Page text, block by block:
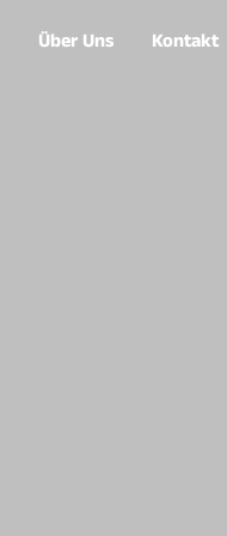
Über Uns Kontakt